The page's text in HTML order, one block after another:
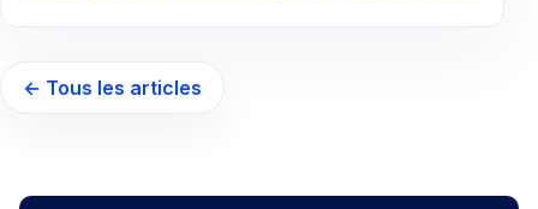
← Tous les articles